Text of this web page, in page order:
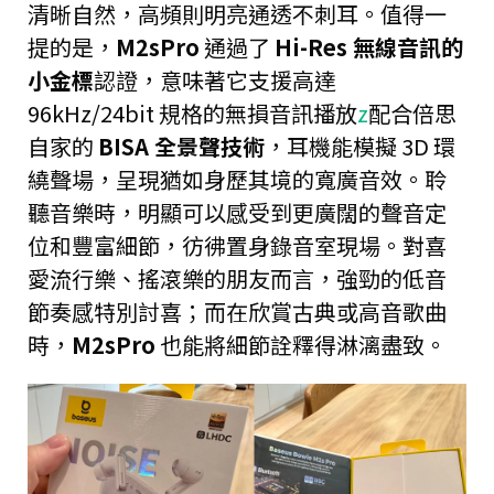
清晰自然，高頻則明亮通透不刺耳。值得一
提的是， M2sPro通過了 Hi-Res 無線音訊的
小金標認證，意味著它支援高達
96kHz/24bit 規格的無損音訊播放z配合倍思
自家的 BISA 全景聲技術 ，耳機能模擬 3D 環
繞聲場，呈現猶如身歷其境的寬廣音效。聆
聽音樂時，明顯可以感受到更廣闊的聲音定
位和豐富細節，彷彿置身錄音室現場。對喜
愛流行樂、搖滾樂的朋友而言，強勁的低音
節奏感特別討喜；而在欣賞古典或高音歌曲
時， M2sPro 也能將細節詮釋得淋漓盡致。